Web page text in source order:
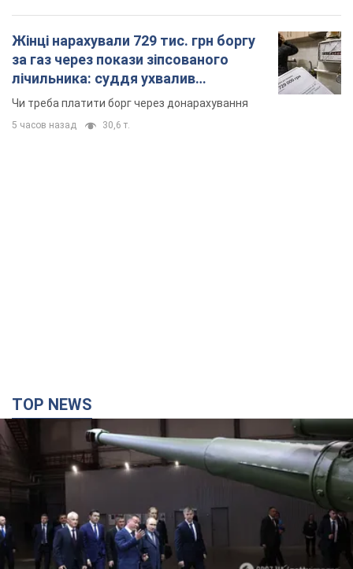
Жінці нарахували 729 тис. грн боргу
за газ через покази зіпсованого
лічильника: суддя ухвалив
неочікуване рішення
Чи треба платити борг через донарахування
5 часов назад 30,6 т.
TOP NEWS